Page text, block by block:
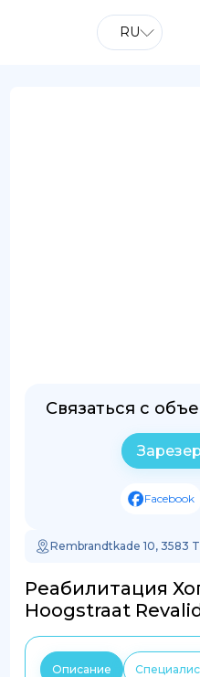
RU
Связаться с
Facebook
Rembrandtkade 10, 3583
Реабилитация
Hoogstraat
Описание